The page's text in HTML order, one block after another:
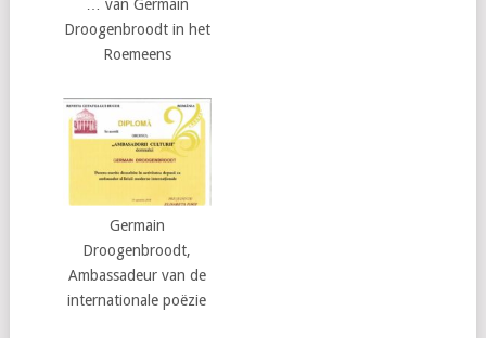
… van Germain
Droogenbroodt in het
Roemeens
Germain
Droogenbroodt,
Ambassadeur van de
internationale poëzie